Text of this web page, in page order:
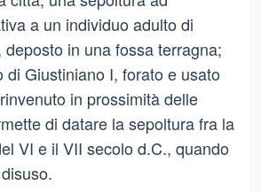
a un individuo adulto di
in una fossa terragna;
di Giustiniano I, forato e usato
in prossimità delle
di datare la sepoltura fra la
VI e il VII secolo d.C., quando